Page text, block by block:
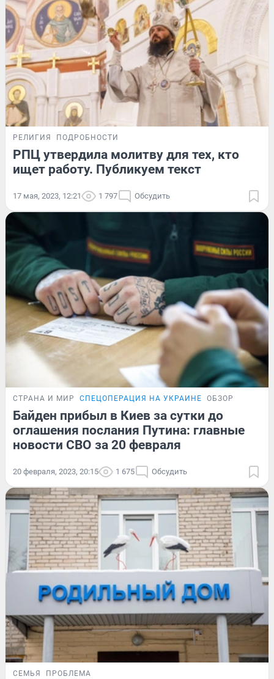
РЕЛИГИЯ ПОДРОБНОСТИ
РПЦ утвердила молитву для тех, кто
ищет работу. Публикуем текст
17 мая, 2023, 12:21 1 797 Обсудить
СТРАНА И МИР СПЕЦОПЕРАЦИЯ НА УКРАИНЕ ОБЗОР
Байден прибыл в Киев за сутки до
оглашения послания Путина: главные
новости СВО за 20 февраля
20 февраля, 2023, 20:15 1 675 Обсудить
СЕМЬЯ ПРОБЛЕМА